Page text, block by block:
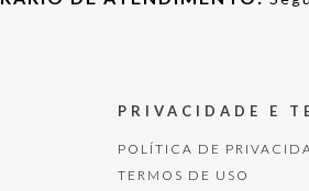
PRIVACIDADE E
POLÍTICA DE
TERMOS DE USO